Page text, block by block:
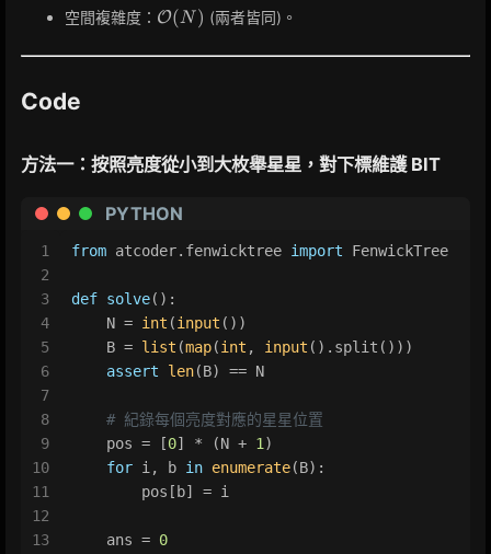
空間複雜度： \mathcal{O}
(N)
O(N ) (兩者皆同)。
Code
方法一：按照亮度從小到大枚舉星星，對下標維護 BIT
PYTHON
1
2
3
4
5
6
7
8
9
10
11
12
13
from atcoder.fenwicktree import FenwickTree
def solve():
    N =
int (input ())
    B =
list (map(int , input ().split()))
assert
len(B) == N
# 紀錄每個亮度對應的星星位置
    pos = [
0] * (N + 1 )
for i, b in enumerate(B):
        pos[b] = i
    ans =
0